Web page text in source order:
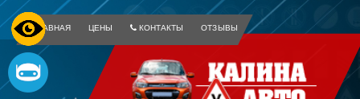
ГЛАВНАЯ ЦЕНЫ КОНТАКТЫ ОТЗЫВЫ